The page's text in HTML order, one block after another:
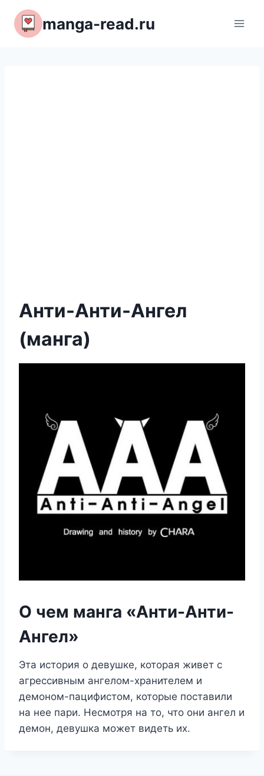
Перейти
содержимому
manga-read.ru
Анти-Анти-Ангел
(манга)
О чем манга «Анти-Анти-
Ангел»
Эта история о девушке, которая живет с
агрессивным ангелом-хранителем и
демоном-пацифистом, которые поставили
на нее пари. Несмотря на то, что они ангел и
демон, девушка может видеть их.